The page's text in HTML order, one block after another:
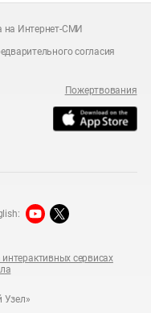
на Интернет-СМИ
согласия
Пожертвования
Узел»
сервисах